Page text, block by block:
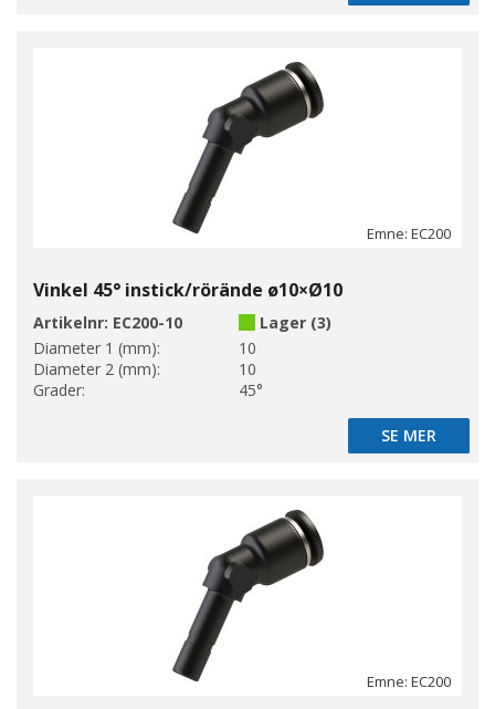
Emne: EC200
Vinkel 45° instick/rörände ø10×Ø10
Artikelnr: EC200-10
Lager (3)
Diameter 1 (mm):
10
Diameter 2 (mm):
10
Grader:
45°
SE MER
SE MER
Emne: EC200